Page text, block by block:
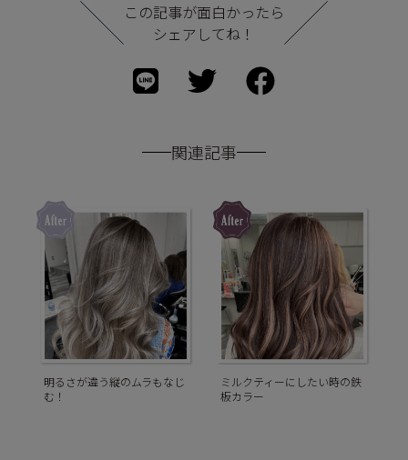
この記事が面白かったら
シェアしてね！
関連記事
明るさが違う縦のムラもなじ
む！
ミルクティーにしたい時の鉄
板カラー